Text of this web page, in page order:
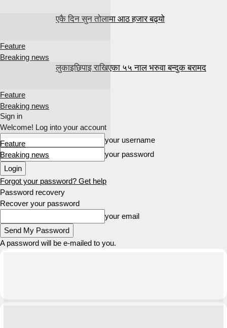
Feature
Breaking news
Feature
Breaking news
एकै दिन सुन तोलामा आठ हजार बढ्यो
Feature
Breaking news
लुकाइछिपाइ राखिएका ५५ नाल भरुवा बन्दुक बरामद
Sign in
Welcome! Log into your account
your username
your password
Forgot your password? Get help
Password recovery
Recover your password
your email
A password will be e-mailed to you.